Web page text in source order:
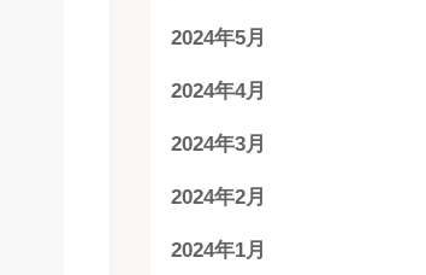
2024年5月
2024年4月
2024年3月
2024年2月
2024年1月